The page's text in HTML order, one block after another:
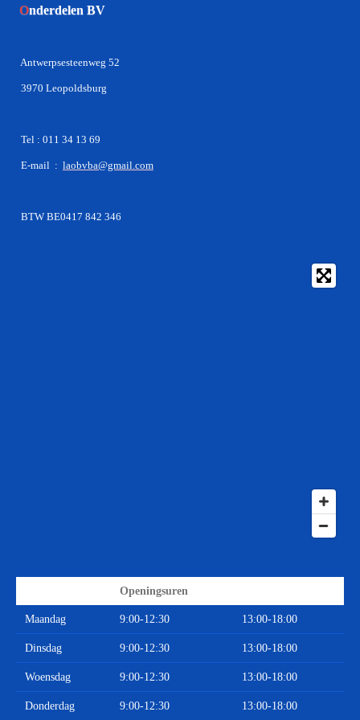
Onderdelen BV
Antwerpsesteenweg 52
3970 Leopoldsburg
Tel : 011 34 13 69
E-mail : laobvba@gmail.com
BTW BE0417 842 346
Openingsuren
Maandag 9:00-12:30 13:00-18:00
Dinsdag 9:00-12:30 13:00-18:00
Woensdag 9:00-12:30 13:00-18:00
Donderdag 9:00-12:30 13:00-18:00